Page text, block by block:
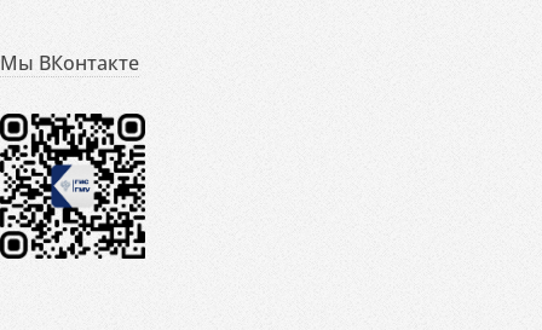
Мы ВКонтакте